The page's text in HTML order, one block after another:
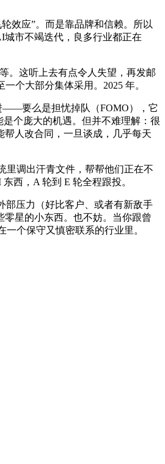
效应”。而是靠品牌和信赖。所以
城市不竭迭代，良多行业都正在
。这听上去有点令人失望，再发邮
个大部分集体采用。2025 年。
——要么是担忧掉队（FOMO），它
个庞大的机遇。但并不难理解：很
帮人改合同，一旦谈成，几乎每天
调出汗青文件，帮帮他们正在不
西，A 轮到 E 轮全程跟投。
压力（好比客户、或者有新敌手
零星的小东西。也不妨。当你跟曾
个保守又慎密联系的行业里。